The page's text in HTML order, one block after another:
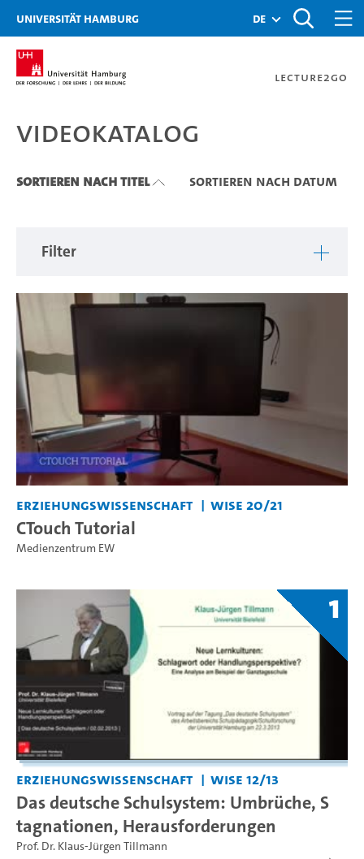
Zu den Filtern
Zur Metanavigation
Zur Hauptnavigation
Zur Suche
Zum Inhalt
Zum Seitenfuss
Universität Hamburg de
Lecture2Go
Videokatalog
Videokatalog
Sortieren nach Titel Sortieren nach Datum
Filter
Erziehungswissenschaft WiSe 20/21
CTouch Tutorial
Medienzentrum EW
1
Erziehungswissenschaft WiSe 12/13
Das deutsche Schulsystem: Umbrüche, S
tagnationen, Herausforderungen
Prof. Dr. Klaus-Jürgen Tillmann